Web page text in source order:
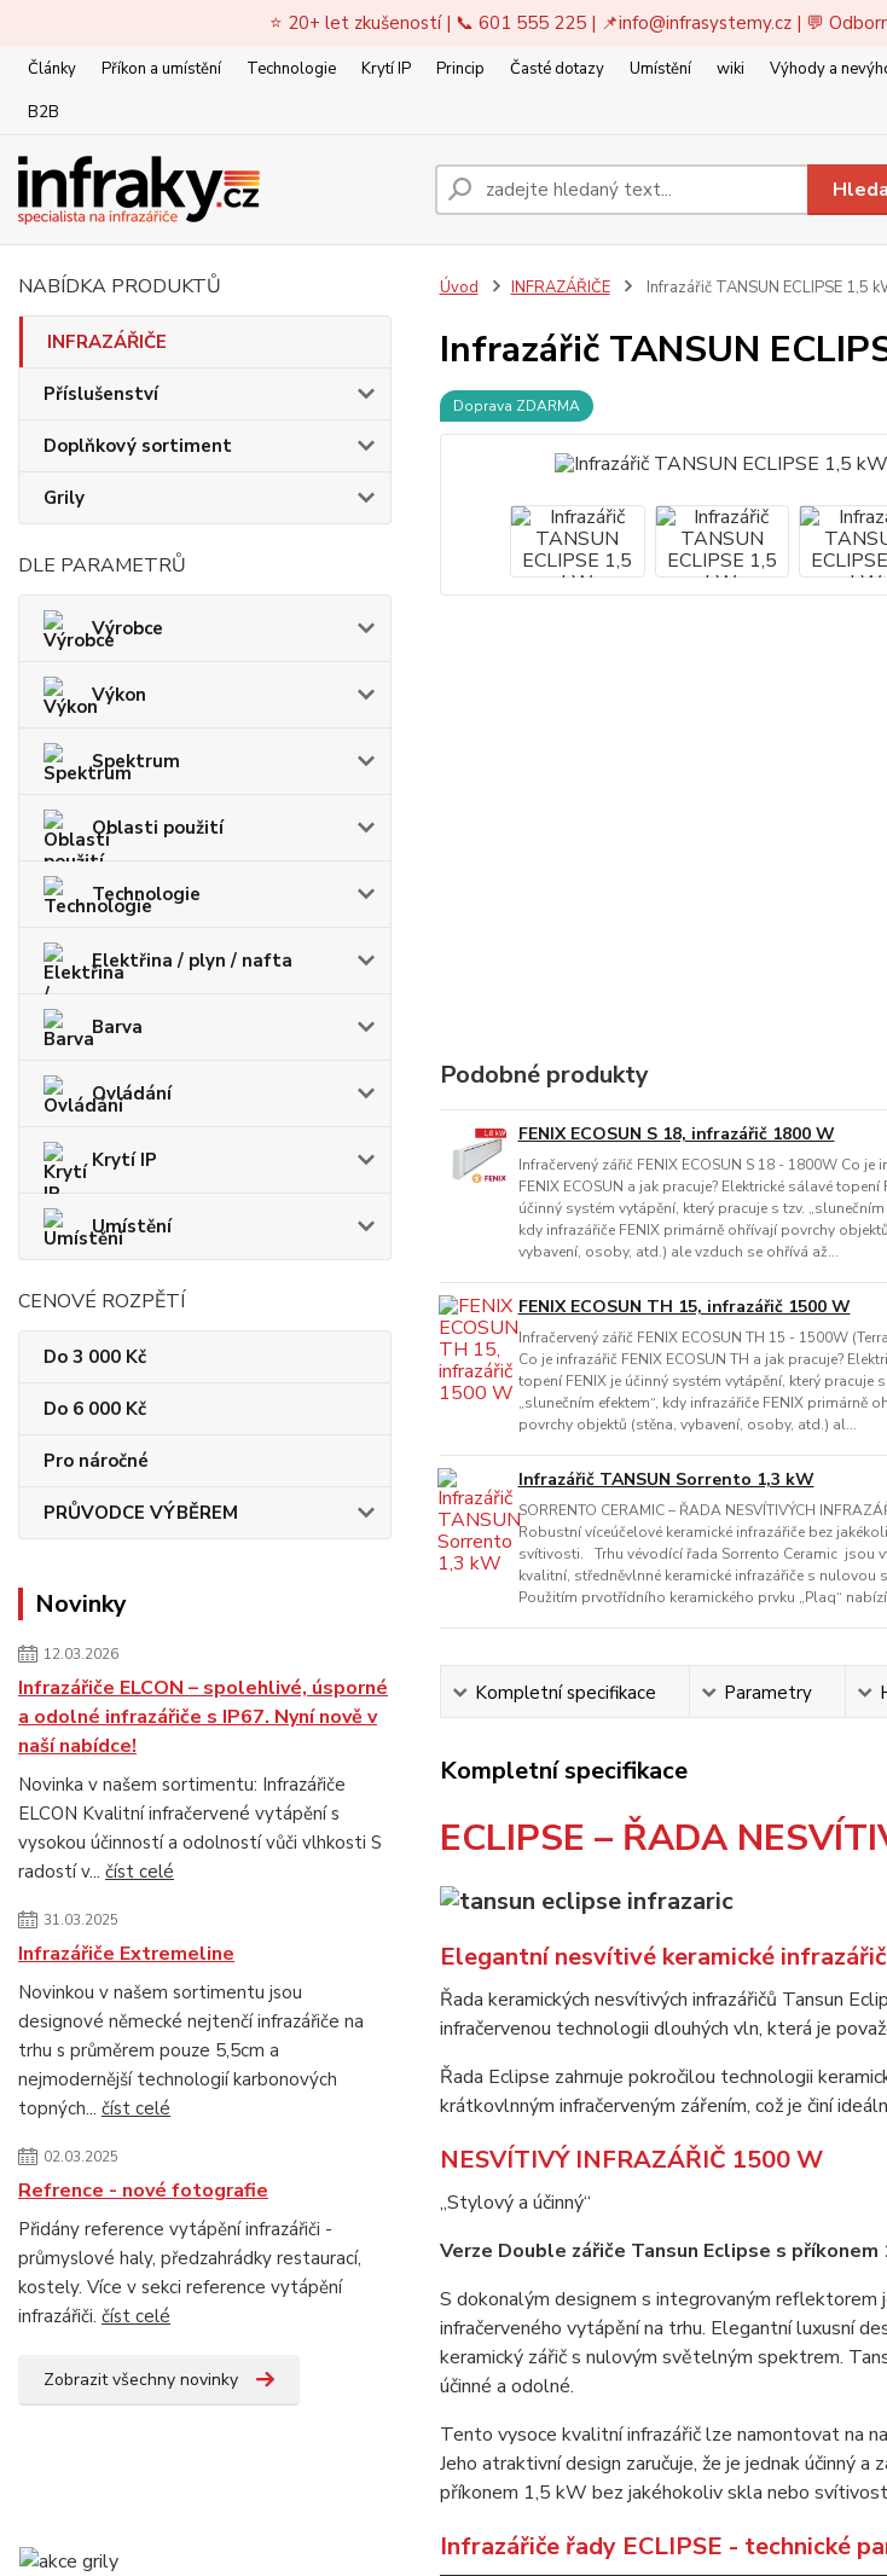
⭐ 20+ let zkušeností | 📞 601 555 225 | 📌info@infrasystemy.cz| 💬
Články Příkon a umístění Technologie Krytí IP Princip Časté dotazy Umístění wiki Výhody a
B2B
NABÍDKA PRODUKTŮ
INFRAZÁŘIČE
Příslušenství
Doplňkový sortiment
Grily
DLE PARAMETRŮ
Výrobce
Výkon
Spektrum
Oblasti použití
Technologie
Elektřina / plyn / nafta
Barva
Ovládání
Krytí IP
Umístění
CENOVÉ ROZPĚTÍ
Do 3 000 Kč
Do 6 000 Kč
Pro náročné
PRŮVODCE VÝBĚREM
Novinky
12.03.2026
Infrazářiče ELCON – spolehlivé, úsporné
a odolné infrazářiče s IP67. Nyní nově v
naší nabídce!
Novinka v našem sortimentu: Infrazářiče
ELCON Kvalitní infračervené vytápění s
vysokou účinností a odolností vůči vlhkosti S
radostí v... číst celé
31.03.2025
Infrazářiče Extremeline
Novinkou v našem sortimentu jsou
designové německé nejtenčí infrazářiče na
trhu s průměrem pouze 5,5cm a
nejmodernější technologií karbonových
topných... číst celé
02.03.2025
Refrence - nové fotografie
Přidány reference vytápění infrazářiči -
průmyslové haly, předzahrádky restaurací,
kostely. Více v sekci reference vytápění
infrazářiči. číst celé
Zobrazit všechny novinky
Úvod INFRAZÁŘIČE Infrazářič TANSUN ECLIPSE 1,5
Infrazářič TANSUN
Doprava ZDARMA
Podobné produkty
FENIX ECOSUN S 18, infrazářič 1800 W
Infračervený zářič FENIX ECOSUN S 18 - 1800W Co je
FENIX ECOSUN a jak pracuje? Elektrické sálavé topení
účinný systém vytápění, který pracuje s tzv. „slunečním
kdy infrazářiče FENIX primárně ohřívají povrchy
vybavení, osoby, atd.) ale vzduch se ohřívá až...
FENIX ECOSUN TH 15, infrazářič 1500 W
Infračervený zářič FENIX ECOSUN TH 15 - 1500W
Co je infrazářič FENIX ECOSUN TH a jak pracuje?
topení FENIX je účinný systém vytápění, který pracuje s
„slunečním efektem“, kdy infrazářiče FENIX primárně
povrchy objektů (stěna, vybavení, osoby, atd.) al...
Infrazářič TANSUN Sorrento 1,3 kW
SORRENTO CERAMIC – ŘADA NESVÍTIVÝCH
Robustní víceúčelové keramické infrazářiče bez
svítivosti. Trhu vévodící řada Sorrento Ceramic jsou
kvalitní, středněvlnné keramické infrazářiče s nulovou
Použitím prvotřídního keramického prvku „Plaq“
Kompletní specifikace Parametry
Kompletní specifikace
ECLIPSE – ŘADA
Elegantní nesvítivé keramické
Řada keramických nesvítivých infrazářičů Tansun
infračervenou technologii dlouhých vln, která je
Řada Eclipse zahrnuje pokročilou technologii
krátkovlnným infračerveným zářením, což je činí
NESVÍTIVÝ INFRAZÁŘIČ 1500 W
„Stylový a účinný“
Verze Double zářiče Tansun Eclipse s
S dokonalým designem s integrovaným reflektorem
infračerveného vytápění na trhu. Elegantní luxusní
keramický zářič s nulovým světelným spektrem.
účinné a odolné.
Tento vysoce kvalitní infrazářič lze namontovat na
Jeho atraktivní design zaručuje, že je jednak účinný
příkonem 1,5 kW bez jakéhokoliv skla nebo
Infrazářiče řady ECLIPSE - technické